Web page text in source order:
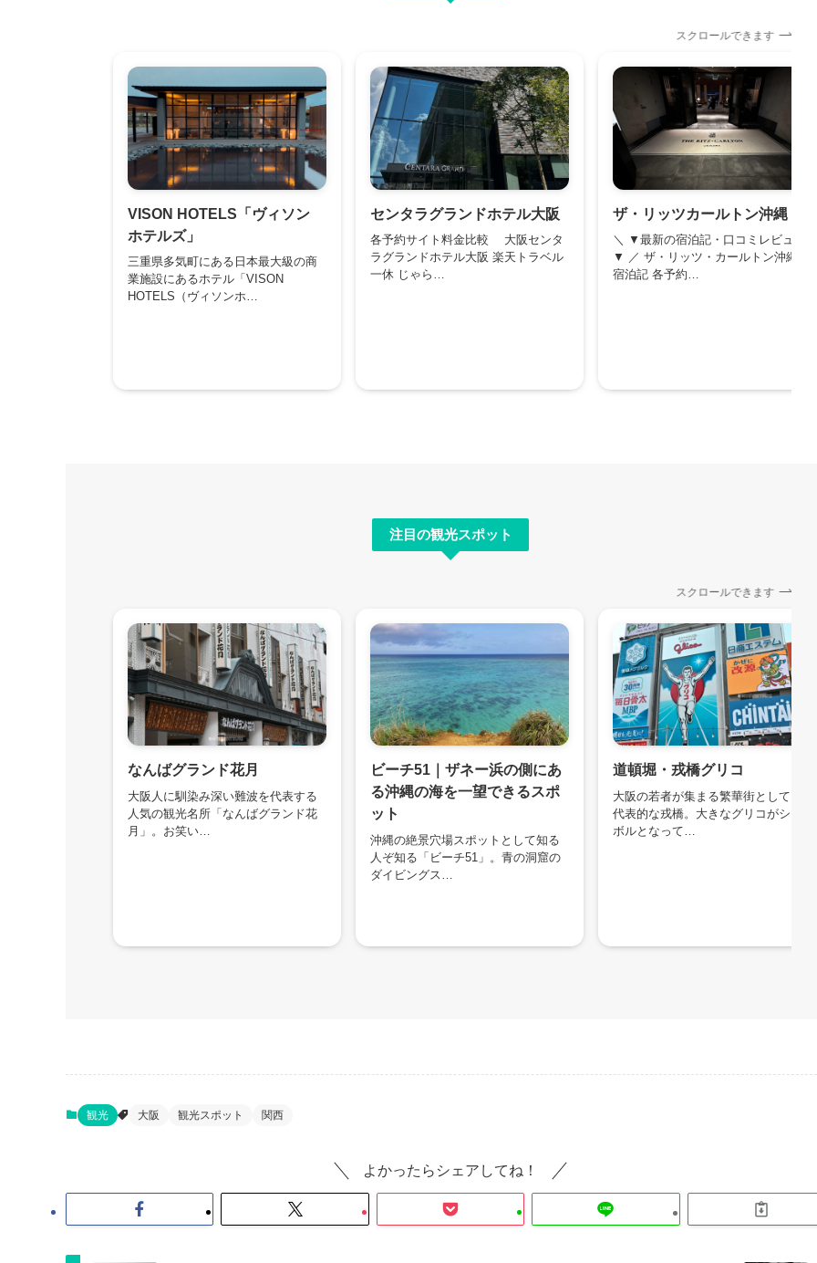
スクロールできます
VISON HOTELS「ヴィソン
ホテルズ」
三重県多気町にある日本最大級の商
業施設にあるホテル「VISON
HOTELS（ヴィソンホ…
センタラグランドホテル大阪
各予約サイト料金比較 大阪センタ
ラグランドホテル大阪 楽天トラベル
一休 じゃら…
ザ・リッツカールトン沖縄
＼ ▼最新の宿泊記・口コミレビュー
▼ ／ ザ・リッツ・カールトン沖縄
宿泊記 各予約…
注目の観光スポット
スクロールできます
なんばグランド花月
大阪人に馴染み深い難波を代表する
人気の観光名所「なんばグランド花
月」。お笑い…
ビーチ51｜ザネー浜の側にあ
る沖縄の海を一望できるスポ
ット
沖縄の絶景穴場スポットとして知る
人ぞ知る「ビーチ51」。青の洞窟の
ダイビングス…
道頓堀・戎橋グリコ
大阪の若者が集まる繁華街としても
代表的な戎橋。大きなグリコがシン
ボルとなって…
観光 大阪 観光スポット 関西
よかったらシェアしてね！